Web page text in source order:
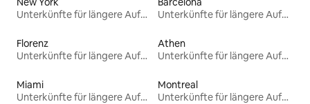
Unterkünfte für längere Aufenthalte
Unterkünfte für längere Aufenthalte
Florenz
Unterkünfte für längere Aufenthalte
Athen
Unterkünfte für längere Aufenthalte
Miami
Unterkünfte für längere Aufenthalte
Montreal
Unterkünfte für längere Aufenthalte